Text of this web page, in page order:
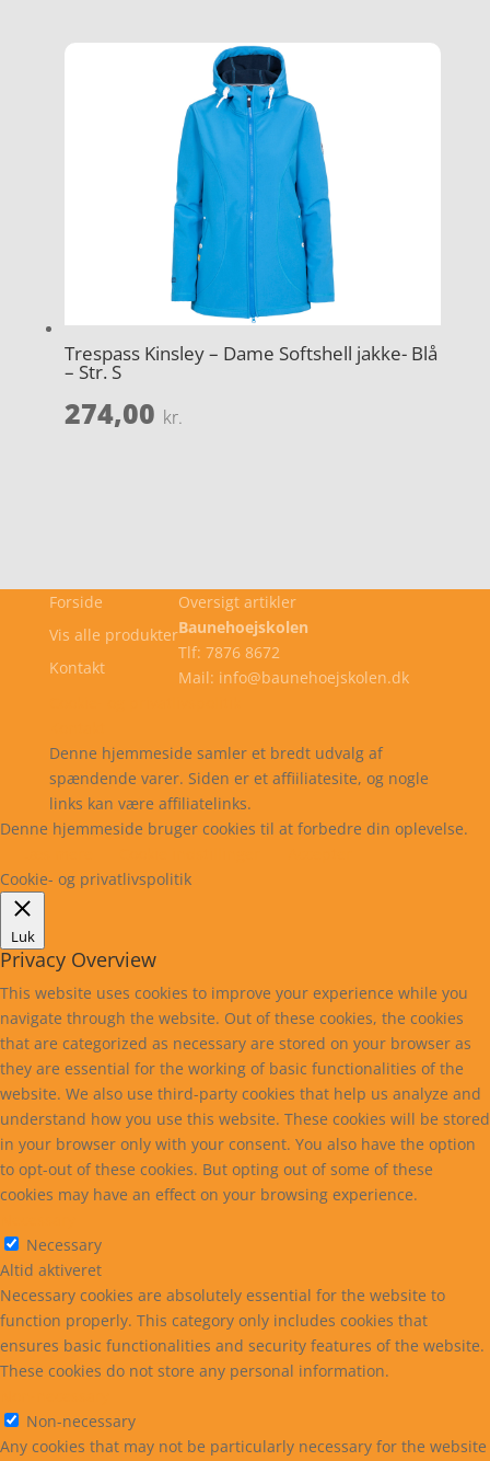
Trespass Kinsley – Dame Softshell jakke- Blå
– Str. S
274,00 kr.
Forside
Vis alle produkter
Kontakt
Oversigt artikler
Baunehoejskolen
Tlf: 7876 8672
Mail: info@baunehoejskolen.dk
Denne hjemmeside samler et bredt udvalg af
spændende varer. Siden er et affiiliatesite, og nogle
links kan være affiliatelinks.
Denne hjemmeside bruger cookies til at forbedre din oplevelse.
Cookie- og privatlivspolitik
Luk
Privacy Overview
This website uses cookies to improve your experience while you
navigate through the website. Out of these cookies, the cookies
that are categorized as necessary are stored on your browser as
they are essential for the working of basic functionalities of the
website. We also use third-party cookies that help us analyze and
understand how you use this website. These cookies will be stored
in your browser only with your consent. You also have the option
to opt-out of these cookies. But opting out of some of these
cookies may have an effect on your browsing experience.
Necessary
Altid aktiveret
Necessary cookies are absolutely essential for the website to
function properly. This category only includes cookies that
ensures basic functionalities and security features of the website.
These cookies do not store any personal information.
Non-necessary
Any cookies that may not be particularly necessary for the website